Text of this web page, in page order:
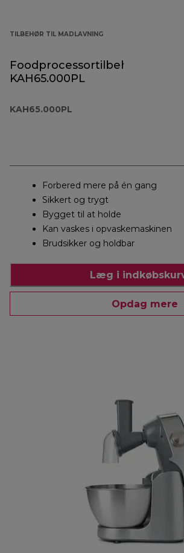
TILBEHØR TIL MADLAVNING
Foodprocessortilbehør
KAH65.000PL
KAH65.000PL
Forbered mere på én gang
Sikkert og trygt
Bygget til at holde
Kan vaskes i opvaskemaskinen
Brudsikker og holdbar
Læg i
Opdag mere